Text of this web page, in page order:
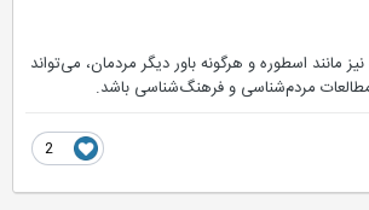
مانند اسطوره و هرگونه باور دیگر مردمان، می‌تواند
مردم‌شناسی و فرهنگ‌شناسی باشد.